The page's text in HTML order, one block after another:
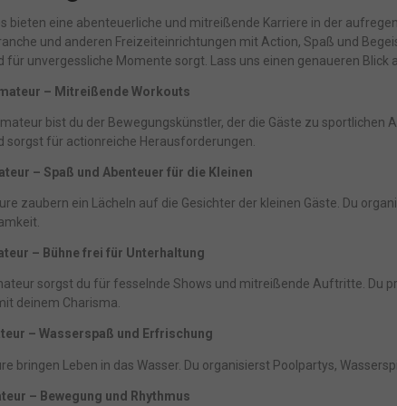
bieten eine abenteuerliche und mitreißende Karriere in der
und anderen Freizeiteinrichtungen mit Action, Spaß und
für unvergessliche Momente sorgt. Lass uns einen genaueren
– Mitreißende Workouts
bist du der Bewegungskünstler, der die Gäste zu
sorgst für actionreiche Herausforderungen.
– Spaß und Abenteuer für die Kleinen
zaubern ein Lächeln auf die Gesichter der kleinen Gäste. Du
– Bühne frei für Unterhaltung
sorgst du für fesselnde Shows und mitreißende Auftritte. Du
deinem Charisma.
– Wasserspaß und Erfrischung
bringen Leben in das Wasser. Du organisierst Poolpartys,
– Bewegung und Rhythmus
finden Sie in unsererDatenschutzerklärung.
individueller Einstellungen möglicherweise
Verfügung stehen.
Hier finden Sie eine Übersicht über alle
Einwilligung zu ganzen Kategorien geben
anzeigen lassen und so nur bestimmte
Alle akzeptieren
Essenziell (1)
Essenzielle Cookies ermöglichen
Funktion der Website erforderlich.
Marketing-Cookies werden von Drittanbietern
personalisierte Werbung anzuzeigen. Sie tun